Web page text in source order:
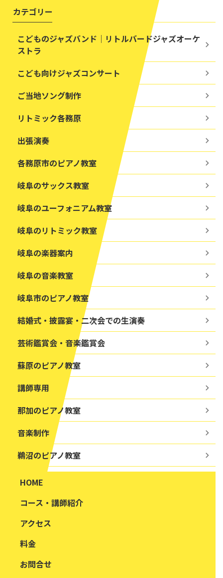
カテゴリー
こどものジャズバンド｜リトルバードジャズオーケ
ストラ
こども向けジャズコンサート
ご当地ソング制作
リトミック各務原
出張演奏
各務原市のピアノ教室
岐阜のサックス教室
岐阜のユーフォニアム教室
岐阜のリトミック教室
岐阜の楽器案内
岐阜の音楽教室
岐阜市のピアノ教室
結婚式・披露宴・二次会での生演奏
芸術鑑賞会・音楽鑑賞会
蘇原のピアノ教室
講師専用
那加のピアノ教室
音楽制作
鵜沼のピアノ教室
HOME
コース・講師紹介
アクセス
料金
お問合せ